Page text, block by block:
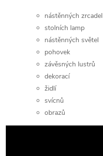
nástěnných zrcadel
stolních lamp
nástěnných světel
pohovek
závěsných lustrů
dekorací
židlí
svícnů
obrazů